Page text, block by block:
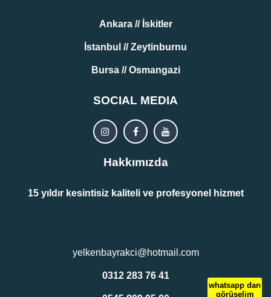
whatsapp dan
görüşelim
Ankara // İskitler
İstanbul // Zeytinburnu
Bursa // Osmangazi
SOCIAL MEDIA
Hakkımızda
15 yıldır kesintisiz kaliteli ve profesyonel hizmet
yelkenbayrakci@hotmail.com
0312 283 76 41